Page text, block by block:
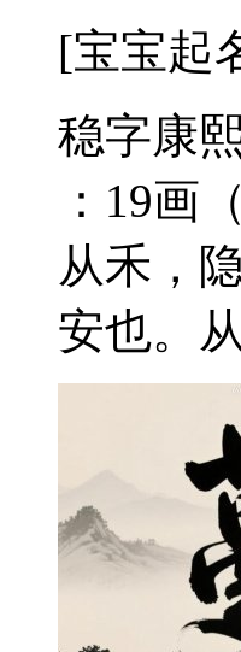
[宝宝起
稳字康
：19画
从禾，
安也。